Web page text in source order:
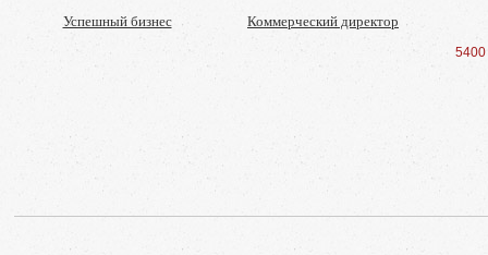
Успешный бизнес Коммерческий директор
5400